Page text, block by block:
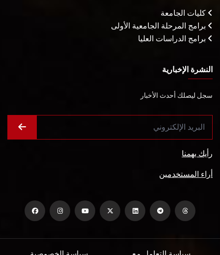
كليات الجامعة
برامج المرحلة الجامعية الأولى
برامج الدراسات العليا
النشرة الإخبارية
سجل ليصلك أحدث الأخبار
رأيك يهمنا
أراء المستخدمين